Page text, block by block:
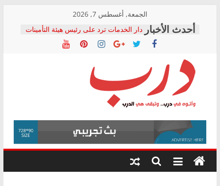
content
الجمعة, أغسطس 7, 2026
دار الخدمات ترد على رئيس هيئة التأمينات
بعد مؤتمره الصحفي: إنكار الأزمة لا ينهي
معاناة أصحاب المعاشات.. ونطالب بكشف
فرحات سليمان يكتب: القطاع الصحي إلى
أين؟
حزب التحالف الشعبي يطلق لجنة “الحق
في الصحة” بالإسكندرية لرصد الانتهاكات
ودعم المرضى
الوزاري لمدينة الصحفيين.. وانتهاء أعمال
إنشاء المبنى الإداري
المجلس القومي لحقوق الإنسان يعلن
متابعة قضية الدكتور محمد زهران.. ويؤكد:
قرينة البراءة وضمانات المحاكمة العادلة
درب
وأتوه
درب..
وتبقى
هي